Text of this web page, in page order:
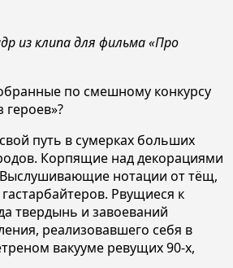
из клипа для фильма «Про
по смешному конкурсу
героев»?
путь в сумерках больших
Корпящие над декорациями
нотации от тёщ,
Рвущиеся к
твердынь и завоеваний
реализовавшего себя в
вакууме ревущих 90-х,